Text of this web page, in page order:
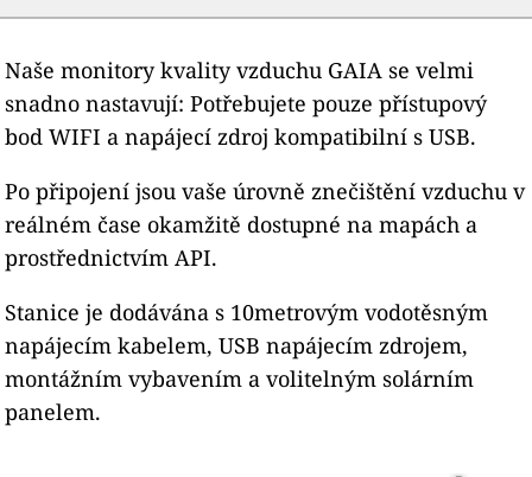
Naše monitory kvality vzduchu GAIA se velmi
snadno nastavují: Potřebujete pouze přístupový
bod WIFI a napájecí zdroj kompatibilní s USB.
Po připojení jsou vaše úrovně znečištění vzduchu v
reálném čase okamžitě dostupné na mapách a
prostřednictvím API.
Stanice je dodávána s 10metrovým vodotěsným
napájecím kabelem, USB napájecím zdrojem,
montážním vybavením a volitelným solárním
panelem.